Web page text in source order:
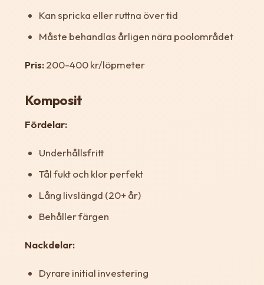
Kan spricka eller ruttna över tid
Måste behandlas årligen nära poolområdet
Pris:200-400 kr/löpmeter
Komposit
Fördelar:
Underhållsfritt
Tål fukt och klor perfekt
Lång livslängd (20+ år)
Behåller färgen
Nackdelar:
Dyrare initial investering